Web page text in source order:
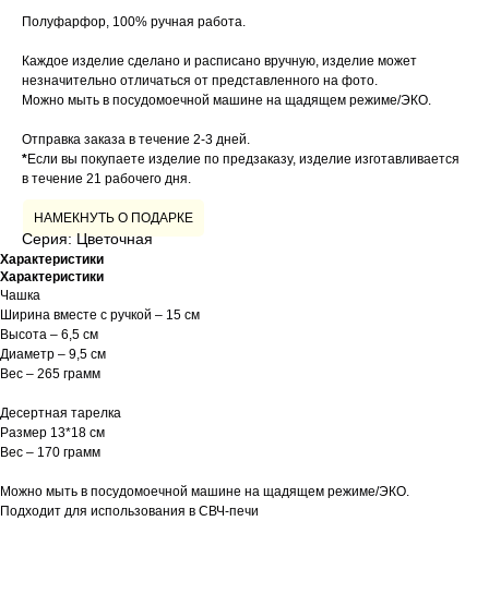
Полуфарфор, 100% ручная работа.
Каждое изделие сделано и расписано вручную, изделие может
незначительно отличаться от представленного на фото.
Можно мыть в посудомоечной машине на щадящем режиме/ЭКО.
Отправка заказа в течение 2-3 дней.
*Если вы покупаете изделие по предзаказу, изделие изготавливается
в течение 21 рабочего дня.
НАМЕКНУТЬ О ПОДАРКЕ
Серия: Цветочная
Характеристики
Характеристики
Чашка
Ширина вместе с ручкой – 15 см
Высота – 6,5 см
Диаметр – 9,5 см
Вес – 265 грамм
Десертная тарелка
Размер 13*18 см
Вес – 170 грамм
Можно мыть в посудомоечной машине на щадящем режиме/ЭКО.
Подходит для использования в СВЧ-печи